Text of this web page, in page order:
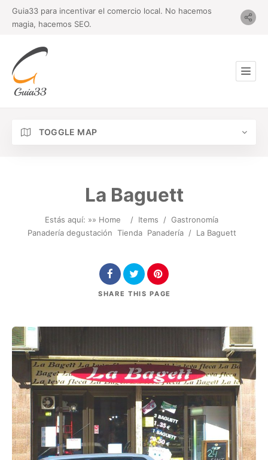
Guia33 para incentivar el comercio local. No hacemos
magia, hacemos SEO.
TOGGLE MAP
La Baguett
Estás aquí: »» Home / Items / Gastronomía
Panadería degustación Tienda Panadería / La Baguett
SHARE THIS PAGE